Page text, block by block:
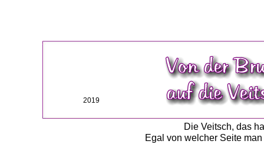
Die Veitsch, das
Egal von welcher Seite
2019